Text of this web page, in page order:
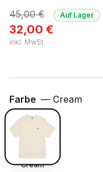
45,00€
32,00 €
inkl. MwSt.
Auf Lager
Farbe — Cream
Cream